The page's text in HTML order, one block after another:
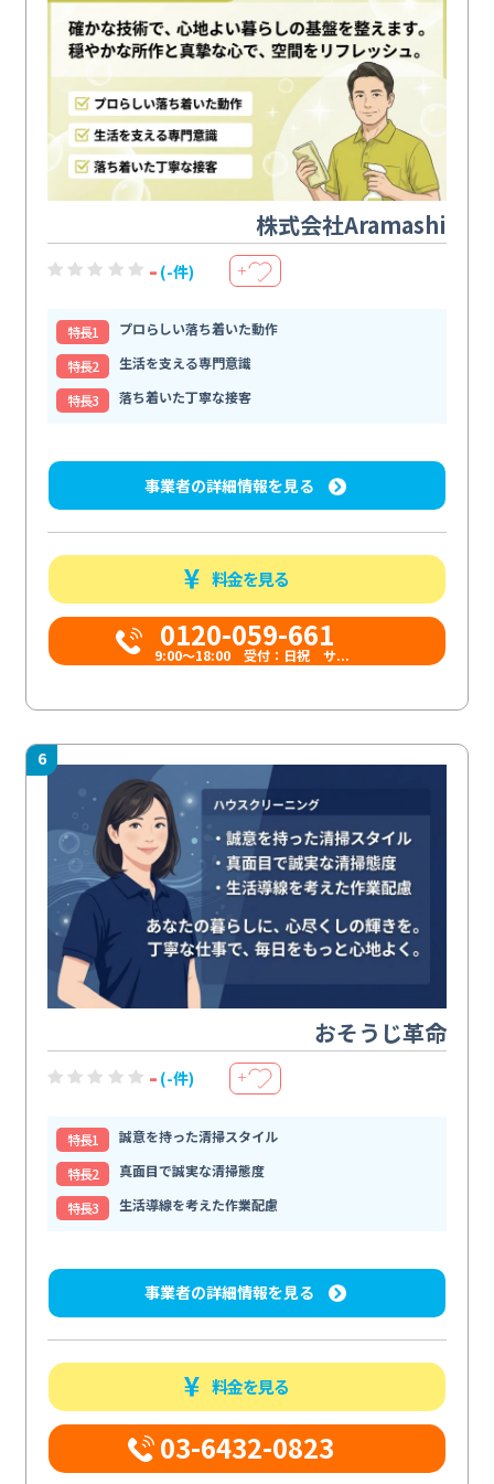
株式会社Aramashi
- (-件) ＋
特⻑1
プロらしい落ち着いた動作
特⻑2
生活を支える専門意識
特⻑3
落ち着いた丁寧な接客
事業者の詳細情報を見る
料金を見る
0120-059-661
9:00〜18:00 受付：日祝 サ...
6
おそうじ革命
- (-件) ＋
特⻑1
誠意を持った清掃スタイル
特⻑2
真面目で誠実な清掃態度
特⻑3
生活導線を考えた作業配慮
事業者の詳細情報を見る
料金を見る
03-6432-0823